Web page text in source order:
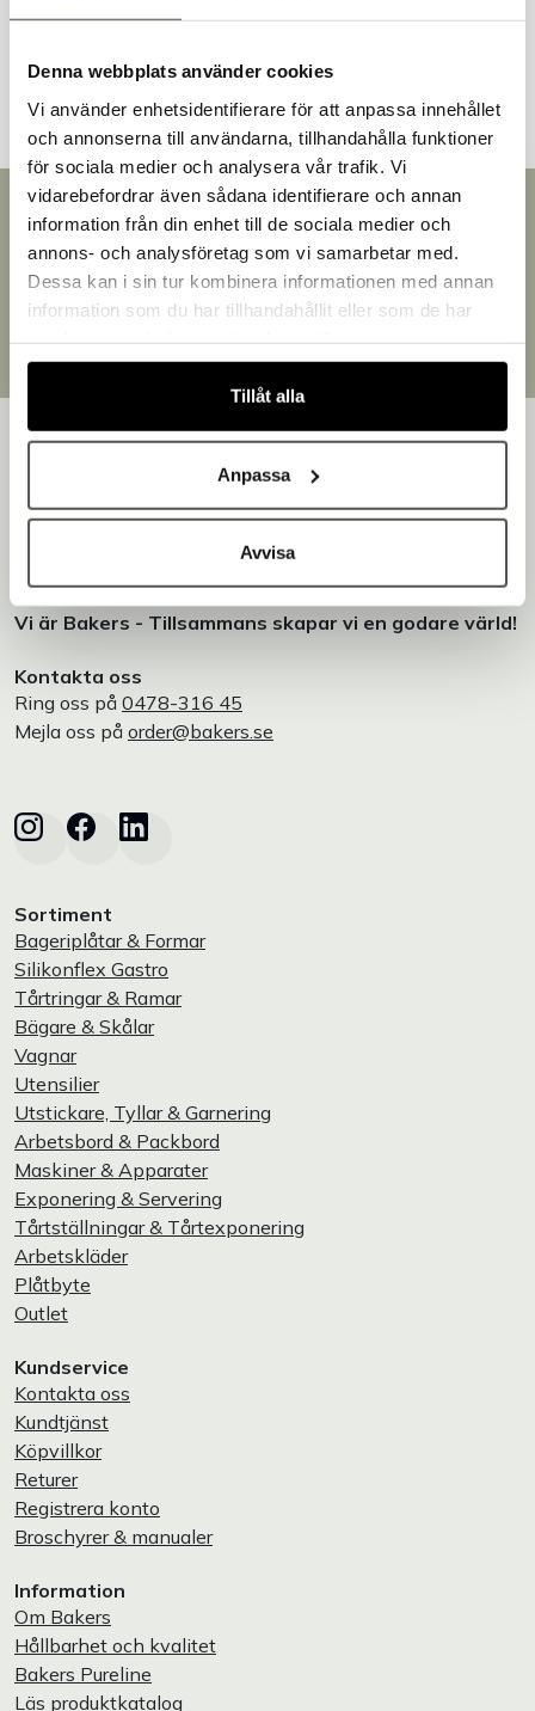
Denna webbplats använder cookies
Vi använder enhetsidentifierare för att anpassa innehållet
och annonserna till användarna, tillhandahålla funktioner
för sociala medier och analysera vår trafik. Vi
vidarebefordrar även sådana identifierare och annan
information från din enhet till de sociala medier och
annons- och analysföretag som vi samarbetar med.
Dessa kan i sin tur kombinera informationen med annan
information som du har tillhandahållit eller som de har
Tillåt alla
Anpassa
Avvisa
Snabb leverans
Leverans inom 3-5 arbetsdagar.
Brett sortiment
Över 30 000 produkter
Designat och tillverkat i Småland
utrustning för bageri, konditori och restaurang – med egen
produktion i Småland.
Vi är Bakers - Tillsammans skapar vi en godare värld!
Kontakta oss
Ring oss på 0478-316 45
Mejla oss på order@bakers.se
Sortiment
Bageriplåtar & Formar
Silikonflex Gastro
Tårtringar & Ramar
Bägare & Skålar
Vagnar
Utensilier
Utstickare, Tyllar & Garnering
Arbetsbord & Packbord
Maskiner & Apparater
Exponering & Servering
Tårtställningar & Tårtexponering
Arbetskläder
Plåtbyte
Outlet
Kundservice
Kontakta oss
Kundtjänst
Köpvillkor
Returer
Registrera konto
Broschyrer & manualer
Information
Om Bakers
Hållbarhet och kvalitet
Bakers Pureline
Läs produktkatalog
Välkommen till Bakers!
Handlar du som företag eller privatperson?
Fortsätt som privatperson